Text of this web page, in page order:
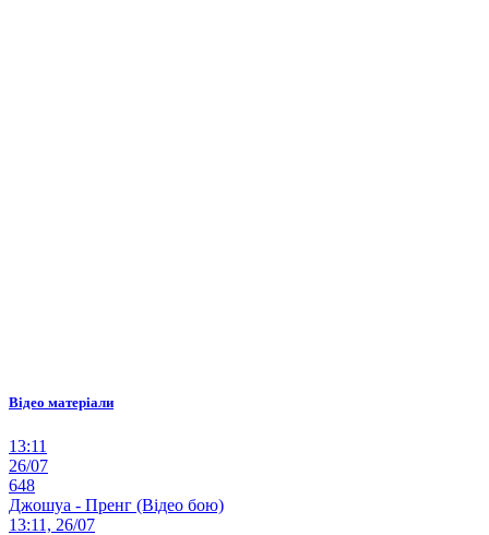
Відео матеріали
13:11
26/07
648
Джошуа - Пренг (Відео бою)
13:11, 26/07